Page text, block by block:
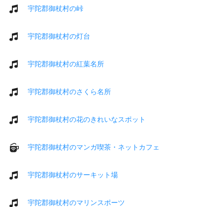
宇陀郡御杖村の峠
宇陀郡御杖村の灯台
宇陀郡御杖村の紅葉名所
宇陀郡御杖村のさくら名所
宇陀郡御杖村の花のきれいなスポット
宇陀郡御杖村のマンガ喫茶・ネットカフェ
宇陀郡御杖村のサーキット場
宇陀郡御杖村のマリンスポーツ